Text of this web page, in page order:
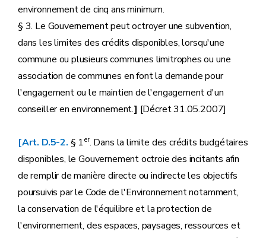
environnement de cinq ans minimum.
§ 3. Le Gouvernement peut octroyer une subvention,
dans les limites des crédits disponibles, lorsqu'une
commune ou plusieurs communes limitrophes ou une
association de communes en font la demande pour
l'engagement ou le maintien de l'engagement d'un
conseiller en environnement.] [Décret 31.05.2007]
[Art. D.5-2. § 1er. Dans la limite des crédits budgétaires
disponibles, le Gouvernement octroie des incitants afin
de remplir de manière directe ou indirecte les objectifs
poursuivis par le Code de l'Environnement notamment,
la conservation de l'équilibre et la protection de
l'environnement, des espaces, paysages, ressources et